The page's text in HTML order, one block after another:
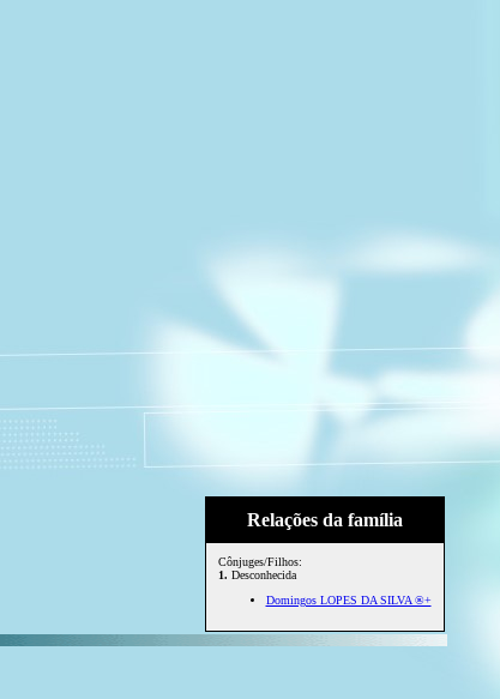
Relações da família
Cônjuges/Filhos:
1. Desconhecida
Domingos LOPES DA SILVA ®+